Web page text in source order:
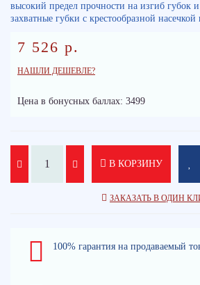
высокий предел прочности на изгиб губок
захватные губки с крестообразной насечкой
7 526 р.
НАШЛИ ДЕШЕВЛЕ?
Цена в бонусных баллах: 3499
В КОРЗИНУ
ЗАКАЗАТЬ В ОДИН
100% гарантия на продаваемый